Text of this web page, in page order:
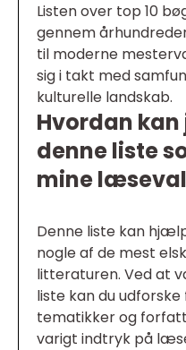
Listen over top 10
gennem
til moderne
sig i takt med
kulturelle landskab.
Hvordan
denne liste
mine
Denne liste kan
nogle af de mest
litteraturen. Ved at
liste kan du
tematikker og
varigt indtryk på